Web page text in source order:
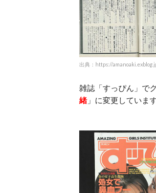
出典：https://
雑誌「すっぴん」で
緒」に変更しています